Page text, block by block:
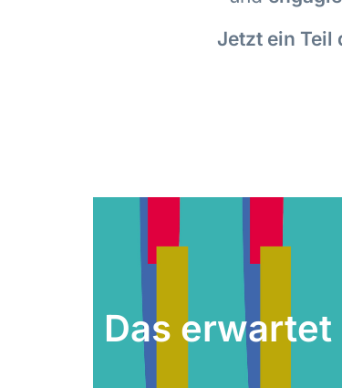
Jetzt ein Teil
Das erwartet